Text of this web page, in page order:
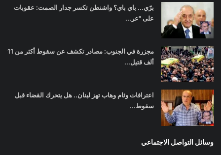
برّي... باي باي؟ واشنطن تكسر جدار الصمت: عقوبات
على "عر...
مجزرة في الجنوب: مصادر تكشف عن سقوط أكثر من 11
ألف قتيل...
اعترافات وئام وهاب تهز لبنان.. هل يتحرك القضاء قبل
سقوط...
وسائل التواصل الاجتماعي